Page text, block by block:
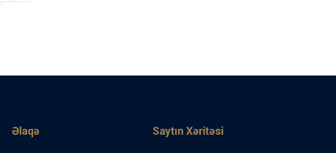
Əlaqə Saytın Xəritəsi